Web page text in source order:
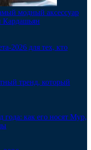
модный аксессуар
Кардашьян
2026 для тех, кто
тренд, который
как его носят Мур,